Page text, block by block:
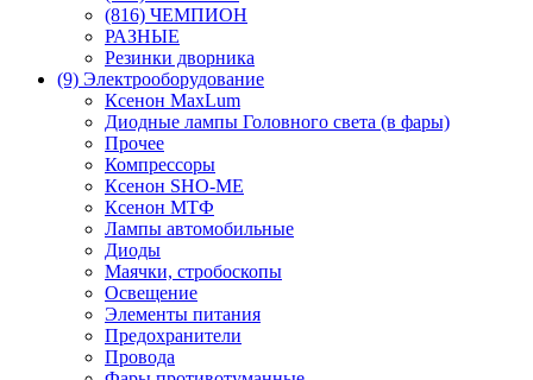
(816) ЧЕМПИОН
РАЗНЫЕ
Резинки дворника
(9) Электрооборудование
Ксенон MaxLum
Диодные лампы Головного света (в фары)
Прочее
Компрессоры
Ксенон SHO-ME
Ксенон МТФ
Лампы автомобильные
Диоды
Маячки, стробоскопы
Освещение
Элементы питания
Предохранители
Провода